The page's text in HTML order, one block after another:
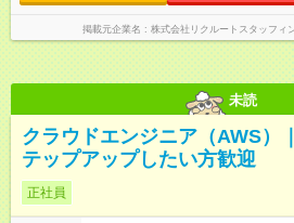
掲載元企業名 株式会社リクルートスタッフ
未読
クラウドエンジニア（AWS）
テップアップしたい方歓迎
正社員